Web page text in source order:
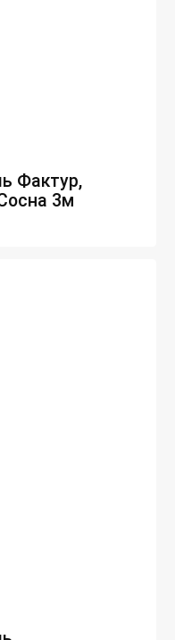
Фактур,
3м